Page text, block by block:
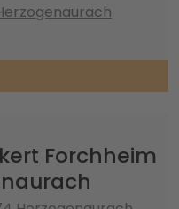
Forchheim